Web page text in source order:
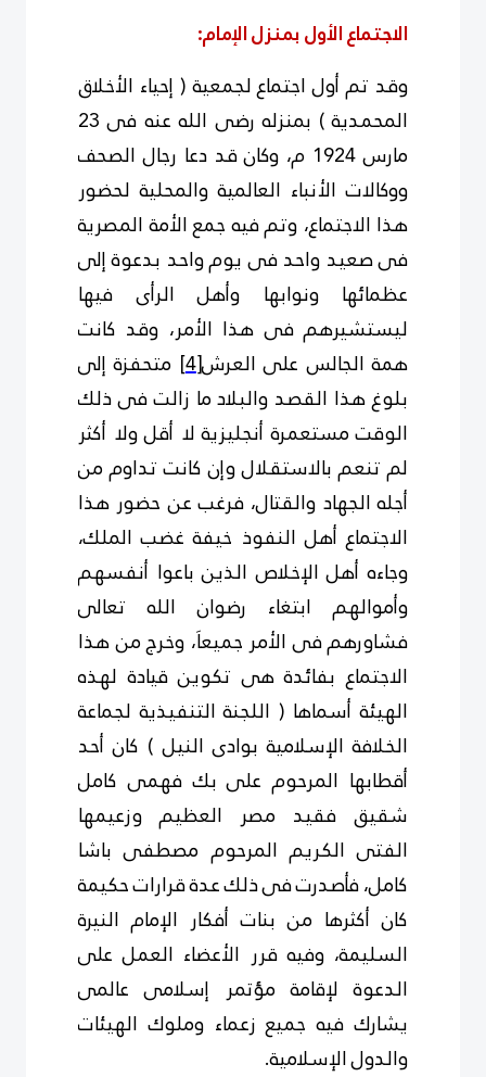
الاجتماع الأول بمنزل الإمام:
وقد تم أول اجتماع لجمعية ( إحياء الأخلاق
المحمدية ) بمنزله رضى الله عنه فى 23
مارس 1924 م، وكان قد دعا رجال الصحف
ووكالات الأنباء العالمية والمحلية لحضور
هذا الاجتماع، وتم فيه جمع الأمة المصرية
فى صعيد واحد فى يوم واحد بدعوة إلى
عظمائها ونوابها وأهل الرأى فيها
ليستشيرهم فى هذا الأمر، وقد كانت
همة الجالس على العرش[4]
متحفزة إلى
بلوغ هذا القصد والبلاد ما زالت فى ذلك
الوقت مستعمرة أنجليزية لا أقل ولا أكثر
لم تنعم بالاستقلال وإن كانت تداوم من
أجله الجهاد والقتال، فرغب عن حضور هذا
الاجتماع أهل النفوذ خيفة غضب الملك،
وجاءه أهل الإخلاص الذين باعوا أنفسهم
وأموالهم ابتغاء رضوان الله تعالى
فشاورهم فى الأمر جميعاَ، وخرج من هذا
الاجتماع بفائدة هى تكوين قيادة لهذه
الهيئة أسماها ( اللجنة التنفيذية لجماعة
الخلافة الإسلامية بوادى النيل ) كان أحد
أقطابها المرحوم على بك فهمى كامل
شقيق فقيد مصر العظيم وزعيمها
الفتى الكريم المرحوم مصطفى باشا
كامل، فأصدرت فى ذلك عدة قرارات حكيمة
كان أكثرها من بنات أفكار الإمام النيرة
السليمة، وفيه قرر الأعضاء العمل على
الدعوة لإقامة مؤتمر إسلامى عالمى
يشارك فيه جميع زعماء وملوك الهيئات
والدول الإسلامية.